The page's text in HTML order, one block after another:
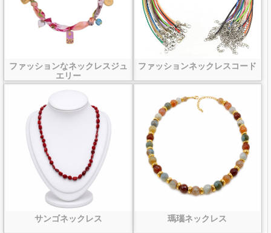
ファッションなネックレスジュ
エリー
ファッションネックレスコード
サンゴネックレス 瑪瑙ネックレス